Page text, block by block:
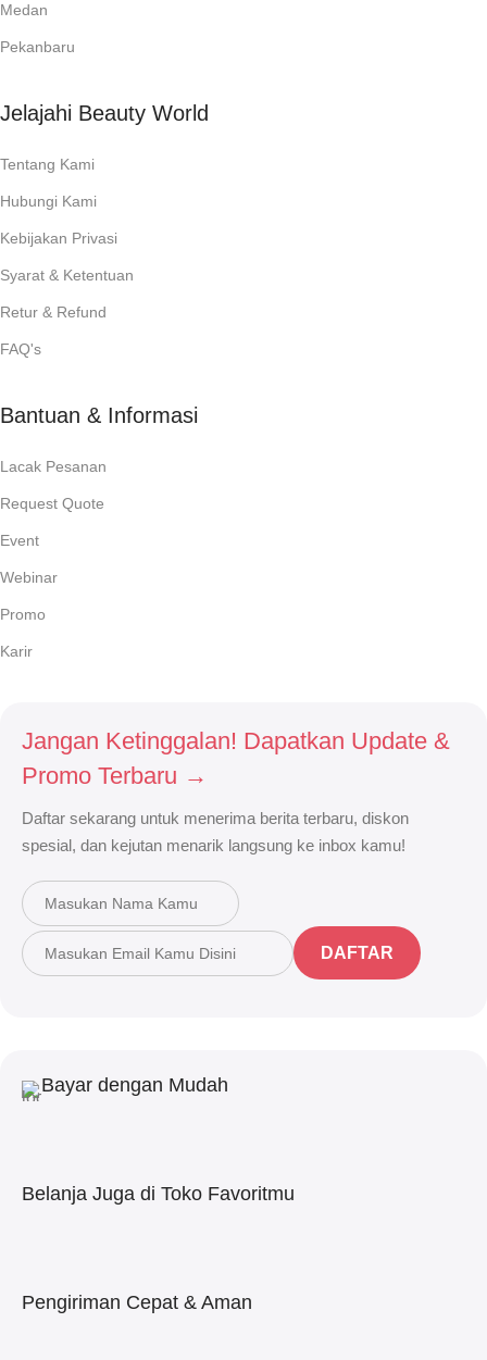
Medan
Pekanbaru
Jelajahi Beauty World
Tentang Kami
Hubungi Kami
Kebijakan Privasi
Syarat & Ketentuan
Retur & Refund
FAQ's
Bantuan & Informasi
Lacak Pesanan
Request Quote
Event
Webinar
Promo
Karir
Jangan Ketinggalan! Dapatkan Update &
Promo Terbaru →
Daftar sekarang untuk menerima berita terbaru, diskon
spesial, dan kejutan menarik langsung ke inbox kamu!
DAFTAR
Bayar dengan Mudah
Belanja Juga di Toko Favoritmu
Pengiriman Cepat & Aman